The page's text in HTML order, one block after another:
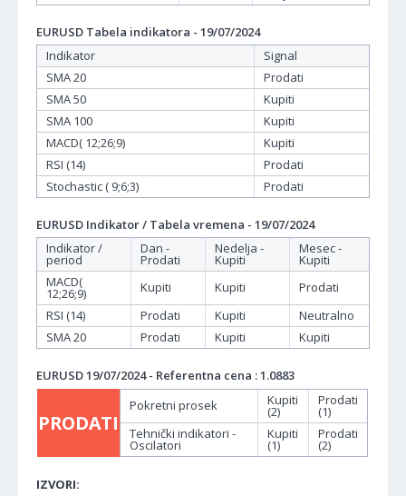
EURUSD Tabela indikatora - 19/07/2024
Indikator
Signal
SMA 20
Prodati
SMA 50
Kupiti
SMA 100
Kupiti
MACD( 12;26;9)
Kupiti
RSI (14)
Prodati
Stochastic ( 9;6;3)
Prodati
EURUSD Indikator / Tabela vremena - 19/07/2024
Indikator /
period
Dan -
Prodati
Nedelja -
Kupiti
Mesec -
Kupiti
MACD(
12;26;9) Kupiti Kupiti
Prodati
RSI (14)
Prodati Kupiti
Neutralno
SMA 20
Prodati Kupiti Kupiti
EURUSD 19/07/2024 - Referentna cena : 1.0883
PRODATI
Pokretni prosek Kupiti
(2)
Prodati
(1)
Tehnički indikatori -
Oscilatori
Kupiti
(1)
Prodati
(2)
IZVORI: